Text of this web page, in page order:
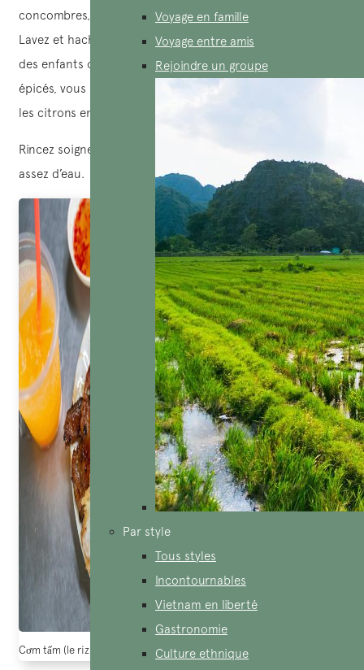
Voyage en famille
Voyage entre amis
Rejoindre un groupe
Par style
Tous styles
Incontournables
Vietnam en liberté
Gastronomie
Culture ethnique
concombres, les tomates et coupez-les en rondelles.
Lavez et hachez finement le piment. Si vous cuisinez pour
des enfants ou des personnes qui n’aiment pas les plats
épicés, vous pouvez réduire la quantité de piment. Coupez
les citrons en deux et pressez-les pour en extraire le jus.
Rincez soigneusement le riz et faites-le cuire avec juste
assez d’eau.
Cơm tấm (le riz brisé) – un plat vietnamien très populaire (Source: CafeF)